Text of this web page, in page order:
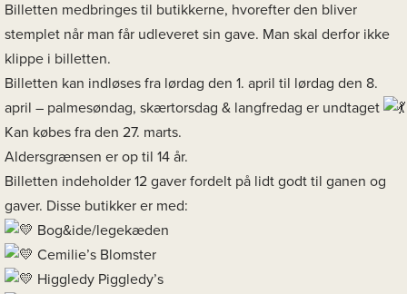
Billetten medbringes til butikkerne, hvorefter den bliver
stemplet når man får udleveret sin gave. Man skal derfor ikke
klippe i billetten.
Billetten kan indløses fra lørdag den 1. april til lørdag den 8.
april – palmesøndag, skærtorsdag & langfredag er undtaget
Kan købes fra den 27. marts.
Aldersgrænsen er op til 14 år.
Billetten indeholder 12 gaver fordelt på lidt godt til ganen og
gaver. Disse butikker er med:
Bog&ide/legekæden
Cemilie’s Blomster
Higgledy Piggledy’s